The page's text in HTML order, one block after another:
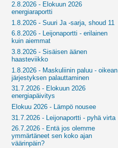
2.8.2026 - Elokuun 2026
energiaraportti
1.8.2026 - Suuri Ja -sarja, shoud 11
6.8.2026 - Leijonaportti - erilainen
kuin aiemmat
3.8.2026 - Sisäisen äänen
haasteviikko
1.8.2026 - Maskuliinin paluu - oikean
järjestyksen palauttaminen
31.7.2026 - Elokuun 2026
energiapäivitys
Elokuu 2026 - Lämpö nousee
31.7.2026 - Leijonaportti - pyhä virta
26.7.2026 - Entä jos olemme
ymmärtäneet sen koko ajan
väärinpäin?